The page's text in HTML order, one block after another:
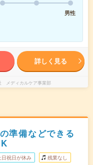
男性
詳しく見る
メディカルケア事業部
準備などできる
日祝日が休み 残業なし